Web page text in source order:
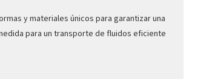
y materiales únicos para garantizar una
para un transporte de fluidos eficiente